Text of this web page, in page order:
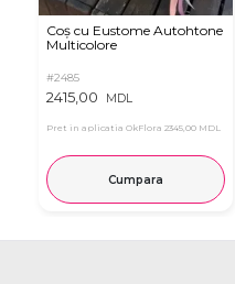
Coș cu Eustome Autohtone
Multicolore
#2485
2415,00 MDL
Pret in aplicatia OkFlora 2345,00 MDL
Cumpara